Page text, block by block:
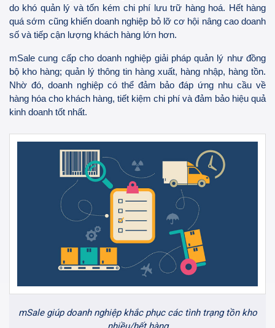
do khó quản lý và tốn kém chi phí lưu trữ hàng hoá. Hết hàng
quá sớm cũng khiến doanh nghiệp bỏ lỡ cơ hội nâng cao doanh
số và tiếp cận lượng khách hàng lớn hơn.
mSale cung cấp cho doanh nghiệp giải pháp quản lý như đồng
bộ kho hàng; quản lý thông tin hàng xuất, hàng nhập, hàng tồn.
Nhờ đó, doanh nghiệp có thể đảm bảo đáp ứng nhu cầu về
hàng hóa cho khách hàng, tiết kiệm chi phí và đảm bảo hiệu quả
kinh doanh tốt nhất.
mSale giúp doanh nghiệp khắc phục các tình trạng tồn kho